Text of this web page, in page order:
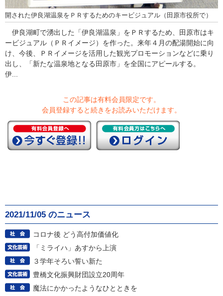
開された伊良湖温泉をＰＲするためのキービジュアル（田原市役所で）
伊良湖町で湧出した「伊良湖温泉」をＰＲするため、田原市はキ
ービジュアル（ＰＲイメージ）を作った。来年４月の配湯開始に向
け、今後、ＰＲイメージを活用した観光プロモーションなどに乗り
出し、「新たな温泉地となる田原市」を全国にアピールする。
伊...
この記事は有料会員限定です。
会員登録すると続きをお読みいただけます。
2021/11/05 のニュース
コロナ後 どう高付加価値化
「ミライハ」あすから上演
３学年そろい誓い新た
豊橋文化振興財団設立20周年
魔法にかかったようなひとときを